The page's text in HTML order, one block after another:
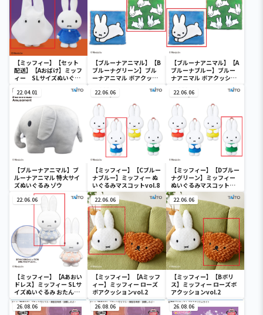
【ミッフィー】【セット
配送】【Aおばけ】ミッフ
ィー SLサイズぬいぐる
【ブルーナアニマル】【B
ブルーナグリーン】ブル
ーナアニマル ボアクッシ
【ブルーナアニマル】【A
ブルーナブルー】ブルー
ナアニマル ボアクッショ
22.04.01
【ブルーナアニマル】ブ
ルーナアニマル 特大サイ
ズぬいぐるみ ゾウ
22.06.06
【ミッフィー】【Cブルー
ナブルー】ミッフィー ぬ
いぐるみマスコットvol.8
22.06.06
【ミッフィー】【Dブルー
ナグリーン】ミッフィー
ぬいぐるみマスコット
vol.8
22.06.06
【ミッフィー】【Aあおい
ドレス】ミッフィー SLサ
イズぬいぐるみ おたんじ
ょうび 2022
22.06.06
【ミッフィー】【Aミッフ
ィー】ミッフィー ローズ
ボアクッションvol.2
22.06.06
【ミッフィー】【Bボリ
ス】ミッフィー ローズボ
アクッションvol.2
26.08.06 26.08.06 26.08.06